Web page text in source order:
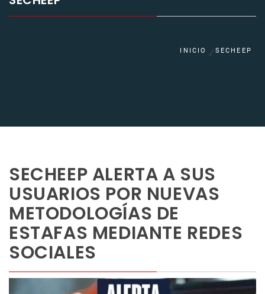
INICIO SECHEEP
SECHEEP ALERTA A SUS
USUARIOS POR NUEVAS
METODOLOGÍAS DE
ESTAFAS MEDIANTE REDES
SOCIALES